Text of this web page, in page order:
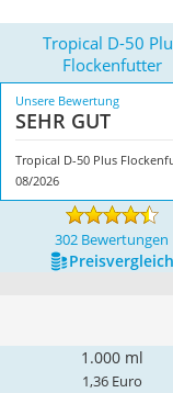
Tropical D-50
Flockenfutter
Unsere Bewertung
SEHR GUT
Tropical D-50 Plus
08/2026
302 Bewertungen
Preis­vergleich
1.000 ml
1,36 Euro